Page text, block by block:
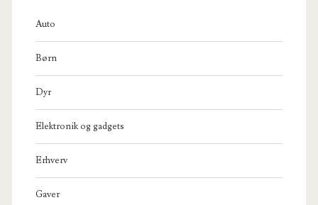
Auto
Børn
Dyr
Elektronik og gadgets
Erhverv
Gaver